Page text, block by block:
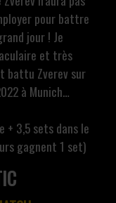
pour battre
jour ! Je
et très
battu Zverev sur
à Munich…
+ 3,5 sets dans le
gagnent 1 set)